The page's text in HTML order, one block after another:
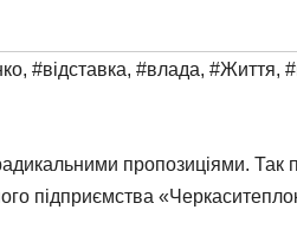
, #відставка, #влада, #Життя,
пропозиціями.
підприємства